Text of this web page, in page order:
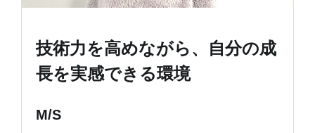
技術力を高めながら、自分の成
長を実感できる環境
M/S